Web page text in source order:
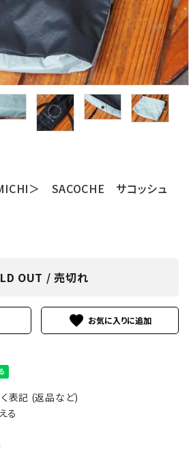
＞ SACOCHE サコッシュ
OUT / 売切れ
favorite
表記 (返品など)
る